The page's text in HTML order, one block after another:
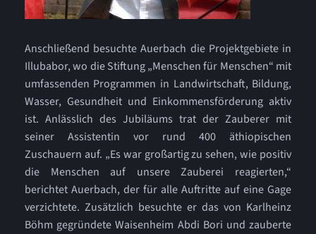
Anschließend besuchte Auerbach die Projektgebiete in
Illubabor, wo die Stiftung „Menschen für Menschen“ mit
umfassenden Programmen in Landwirtschaft, Bildung,
Wasser, Gesundheit und Einkommensförderung aktiv
ist. Anlässlich des Jubiläums trat der Zauberer mit
seiner Assistentin vor rund 400 äthiopischen
Zuschauern auf. „Es war großartig zu sehen, wie positiv
die Menschen auf unsere Zauberei reagierten,“
berichtet Auerbach, der für alle Auftritte auf eine Gage
verzichtete. Zusätzlich besuchte er das von Karlheinz
Böhm gegründete Waisenheim Abdi Bori und zauberte